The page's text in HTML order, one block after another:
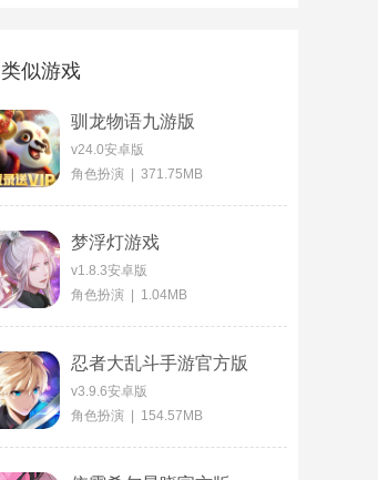
类似游戏
驯龙物语九游版
v24.0安卓版
角色扮演 | 371.75MB
梦浮灯游戏
v1.8.3安卓版
角色扮演 | 1.04MB
忍者大乱斗手游官方版
v3.9.6安卓版
角色扮演 | 154.57MB